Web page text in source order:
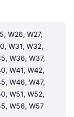
W26, W27,
W31, W32,
W36, W37,
W41, W42,
W46, W47,
W51, W52,
W56, W57